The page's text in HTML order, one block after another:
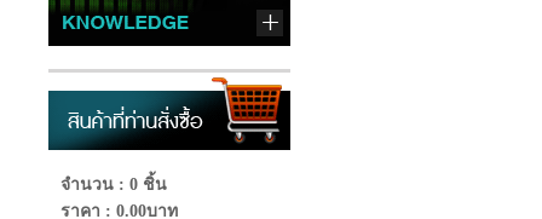
จำนวน : 0 ชิ้น
ราคา : 0.00บาท